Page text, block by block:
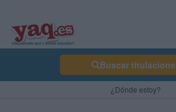
Buscar
¿Dónde estoy?